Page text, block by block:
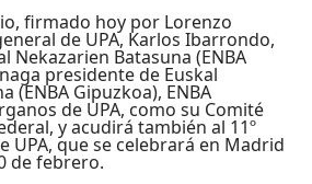
firmado hoy por Lorenzo
de UPA, Karlos Ibarrondo,
Nekazarien Batasuna (ENBA
presidente de Euskal
(ENBA Gipuzkoa), ENBA
de UPA, como su Comité
y acudirá también al 11º
UPA, que se celebrará en Madrid
de febrero.